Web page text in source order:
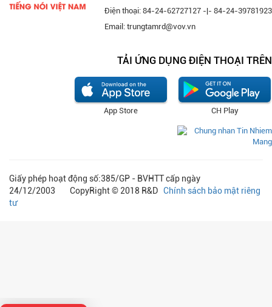
Điện thoại: 84-24-62727127 -|- 84-24-39781923
Email: trungtamrd@vov.vn
TẢI ỨNG DỤNG ĐIỆN THOẠI TRÊN
CH Play
App Store
Giấy phép hoạt động số:385/GP - BVHTT cấp ngày
24/12/2003 CopyRight © 2018 R&D Chính sách bảo mật riêng
tư